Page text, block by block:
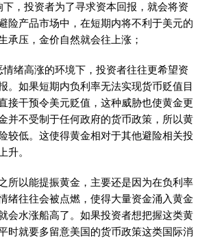
，投资者为了寻求资本回报，就会将资
险产品市场中，在短期内将不利于美元的
承压，金价自然就会往上涨；
绪高涨的环境下，投资者往往更希望资
。如果短期内负利率无法实现货币贬值目
接干预令美元贬值，这种威胁也使黄金更
并不受制于任何政府的货币政策，所以黄
较低。这使得黄金相对于其他避险相关投
升。
所以能提振黄金，主要还是因为在负利率
绪往往会被点燃，使得大量资金涌入黄金
会水涨船高了。如果投资者想把握这类黄
时就要多留意美国的货币政策这类国际消